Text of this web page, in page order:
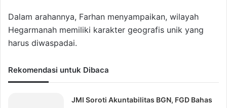
Dalam arahannya, Farhan menyampaikan, wilayah
Hegarmanah memiliki karakter geografis unik yang
harus diwaspadai.
Rekomendasi untuk Dibaca
JMI Soroti Akuntabilitas BGN, FGD Bahas